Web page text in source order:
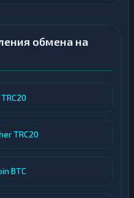
обмена на
TRC20
BTC